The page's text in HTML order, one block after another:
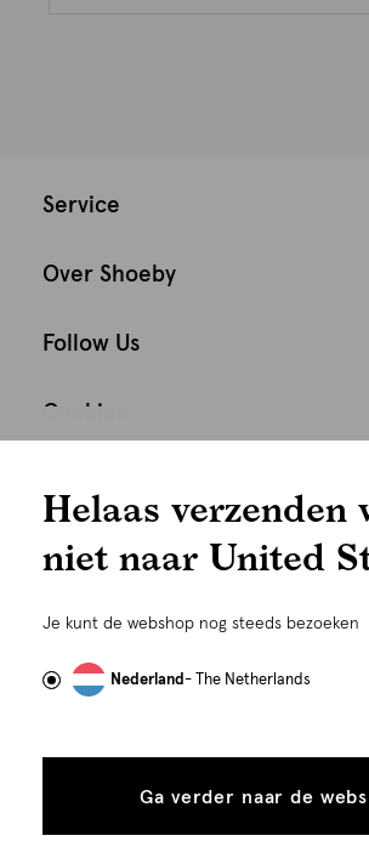
graag
gebruiken wij cookies en daarmee
om advertenties te personaliseren...
tonen
toestaan
Service
Over Shoeby
Follow Us
Cookies
Helaas verzenden
niet naar United
Je kunt de webshop nog steeds bezoeken
Nederland- The Netherlands
Ga verder naar de